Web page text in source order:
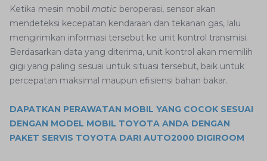
Ketika mesin mobil matic beroperasi, sensor akan
mendeteksi kecepatan kendaraan dan tekanan gas, lalu
mengirimkan informasi tersebut ke unit kontrol transmisi.
Berdasarkan data yang diterima, unit kontrol akan memilih
gigi yang paling sesuai untuk situasi tersebut, baik untuk
percepatan maksimal maupun efisiensi bahan bakar.
DAPATKAN PERAWATAN MOBIL YANG COCOK SESUAI
DENGAN MODEL MOBIL TOYOTA ANDA DENGAN
PAKET SERVIS TOYOTA DARI AUTO2000 DIGIROOM